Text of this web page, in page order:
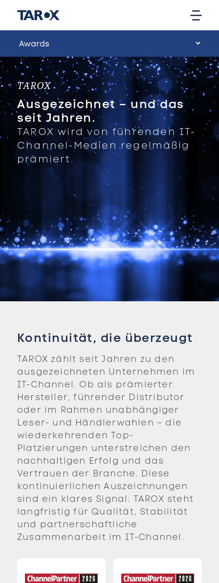
TAROX
Ausgezeichnet – und das
seit Jahren.
TAROX wird von führenden IT-
Channel-Medien regelmäßig
prämiert.
Kontinuität, die überzeugt
TAROX zählt seit Jahren zu den
ausgezeichneten Unternehmen im
IT-Channel. Ob als prämierter
Hersteller, führender Distributor
oder im Rahmen unabhängiger
Leser- und Händlerwahlen – die
wiederkehrenden Top-
Platzierungen unterstreichen den
nachhaltigen Erfolg und das
Vertrauen der Branche. Diese
kontinuierlichen Auszeichnungen
sind ein klares Signal: TAROX steht
langfristig für Qualität, Stabilität
und partnerschaftliche
Zusammenarbeit im IT-Channel.